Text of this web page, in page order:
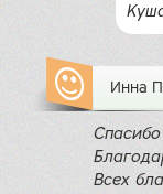
Инна
Спасибо
Всех